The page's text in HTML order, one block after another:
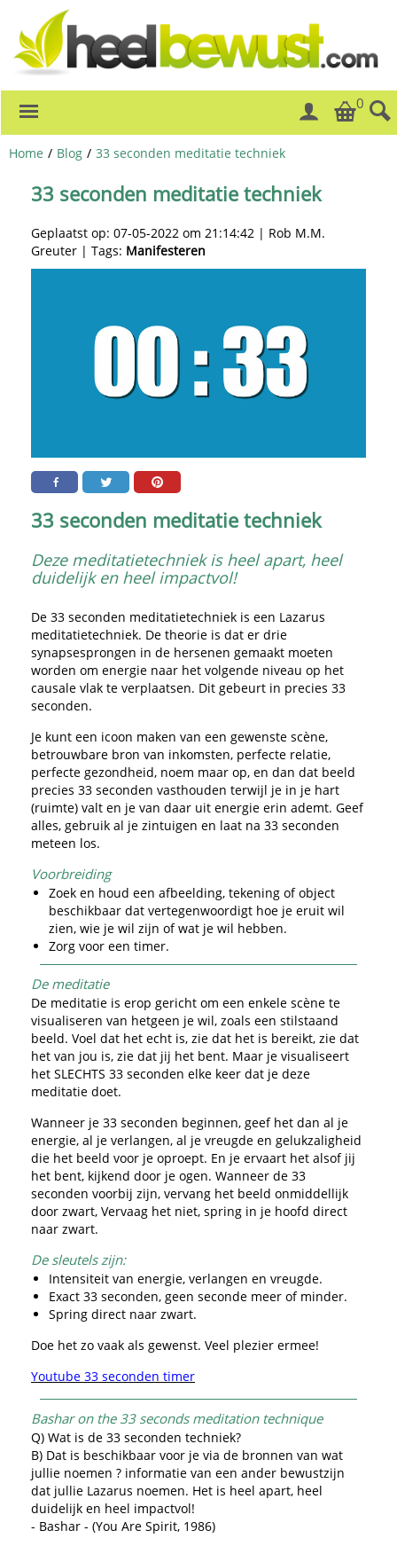
0
Home / Blog / 33 seconden meditatie techniek
33 seconden meditatie techniek
Geplaatst op: 07-05-2022 om 21:14:42 | Rob M.M.
Greuter | Tags: Manifesteren
33 seconden meditatie techniek
Deze meditatietechniek is heel apart, heel
duidelijk en heel impactvol!
De 33 seconden meditatietechniek is een Lazarus
meditatietechniek. De theorie is dat er drie
synapsesprongen in de hersenen gemaakt moeten
worden om energie naar het volgende niveau op het
causale vlak te verplaatsen. Dit gebeurt in precies 33
seconden.
Je kunt een icoon maken van een gewenste scène,
betrouwbare bron van inkomsten, perfecte relatie,
perfecte gezondheid, noem maar op, en dan dat beeld
precies 33 seconden vasthouden terwijl je in je hart
(ruimte) valt en je van daar uit energie erin ademt. Geef
alles, gebruik al je zintuigen en laat na 33 seconden
meteen los.
Voorbreiding
Zoek en houd een afbeelding, tekening of object
beschikbaar dat vertegenwoordigt hoe je eruit wil
zien, wie je wil zijn of wat je wil hebben.
Zorg voor een timer.
De meditatie
De meditatie is erop gericht om een enkele scène te
visualiseren van hetgeen je wil, zoals een stilstaand
beeld. Voel dat het echt is, zie dat het is bereikt, zie dat
het van jou is, zie dat jij het bent. Maar je visualiseert
het SLECHTS 33 seconden elke keer dat je deze
meditatie doet.
Wanneer je 33 seconden beginnen, geef het dan al je
energie, al je verlangen, al je vreugde en gelukzaligheid
die het beeld voor je oproept. En je ervaart het alsof jij
het bent, kijkend door je ogen. Wanneer de 33
seconden voorbij zijn, vervang het beeld onmiddellijk
door zwart, Vervaag het niet, spring in je hoofd direct
naar zwart.
De sleutels zijn:
Intensiteit van energie, verlangen en vreugde.
Exact 33 seconden, geen seconde meer of minder.
Spring direct naar zwart.
Doe het zo vaak als gewenst. Veel plezier ermee!
Youtube 33 seconden timer
Bashar on the 33 seconds meditation technique
Q) Wat is de 33 seconden techniek?
B) Dat is beschikbaar voor je via de bronnen van wat
jullie noemen ? informatie van een ander bewustzijn
dat jullie Lazarus noemen. Het is heel apart, heel
duidelijk en heel impactvol!
- Bashar - (You Are Spirit, 1986)